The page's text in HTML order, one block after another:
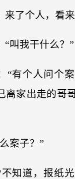
来了个人，看
“叫我干什么？”
“有个人问个
离家出走的哥
案子？”
知道，报纸